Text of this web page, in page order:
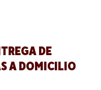
DE
A DOMICILIO